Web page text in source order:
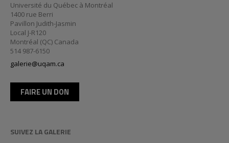
Université du Québec à Montréal
1400 rue Berri
Pavillon Judith-Jasmin
Local J-R120
Montréal (QC) Canada
514 987-6150
galerie@uqam.ca
FAIRE UN DON
SUIVEZ LA GALERIE